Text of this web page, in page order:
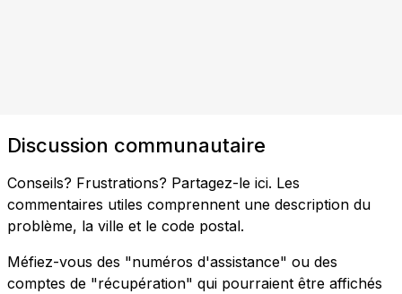
Discussion communautaire
Conseils? Frustrations? Partagez-le ici. Les
commentaires utiles comprennent une description du
problème, la ville et le code postal.
Méfiez-vous des "numéros d'assistance" ou des
comptes de "récupération" qui pourraient être affichés